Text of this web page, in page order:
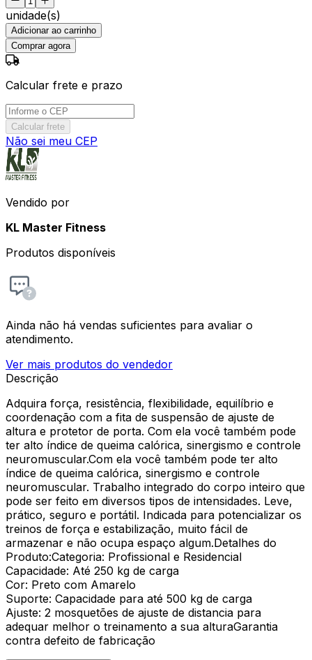
unidade(s)
Adicionar ao carrinho
Comprar agora
Calcular frete e prazo
Calcular frete
Não sei meu CEP
Vendido por
KL Master Fitness
Produtos disponíveis
Ainda não há vendas suficientes para avaliar o
atendimento.
Ver mais produtos do vendedor
Descrição
Adquira força, resistência, flexibilidade, equilíbrio e
coordenação com a fita de suspensão de ajuste de
altura e protetor de porta. Com ela você também pode
ter alto índice de queima calórica, sinergismo e controle
neuromuscular.Com ela você também pode ter alto
índice de queima calórica, sinergismo e controle
neuromuscular. Trabalho integrado do corpo inteiro que
pode ser feito em diversos tipos de intensidades. Leve,
prático, seguro e portátil. Indicada para potencializar os
treinos de força e estabilização, muito fácil de
armazenar e não ocupa espaço algum.Detalhes do
Produto:Categoria: Profissional e Residencial
Capacidade: Até 250 kg de carga
Cor: Preto com Amarelo
Suporte: Capacidade para até 500 kg de carga
Ajuste: 2 mosquetões de ajuste de distancia para
adequar melhor o treinamento a sua alturaGarantia
contra defeito de fabricação